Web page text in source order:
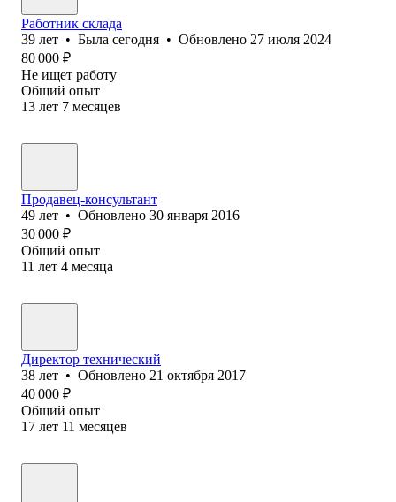
Работник склада
39 лет • Была сегодня • Обновлено 27 июля 2024
80 000 ₽
Не ищет работу
Общий опыт
13 лет 7 месяцев
Продавец-консультант
49 лет • Обновлено 30 января 2016
30 000 ₽
Общий опыт
11 лет 4 месяца
Директор технический
38 лет • Обновлено 21 октября 2017
40 000 ₽
Общий опыт
17 лет 11 месяцев